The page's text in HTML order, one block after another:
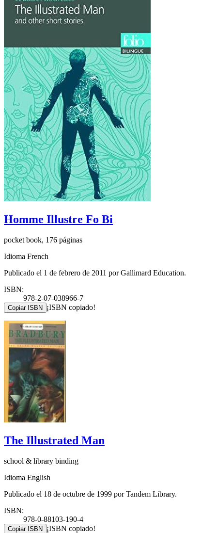
Homme Illustre Fo Bi
pocket book, 176 páginas
Idioma French
Publicado el 1 de febrero de 2011 por Gallimard Education.
ISBN:
978-2-07-038966-7
Copiar ISBN ¡ISBN copiado!
The Illustrated Man
school & library binding
Idioma English
Publicado el 18 de octubre de 1999 por Tandem Library.
ISBN:
978-0-88103-190-4
Copiar ISBN
¡ISBN copiado!